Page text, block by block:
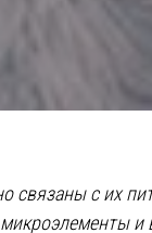
связаны с их